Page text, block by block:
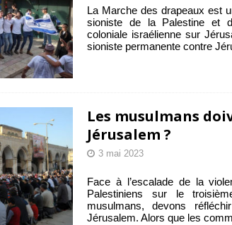
La Marche des drapeaux est
sioniste de la Palestine et
coloniale israélienne sur
sioniste permanente contre
Les musulmans
Jérusalem ?
3 mai 2023
Face à l’escalade de la
Palestiniens sur le
musulmans, devons
Jérusalem. Alors que les